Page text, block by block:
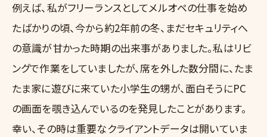
例えば、私がフリーランスとしてメルオペの仕事を始め
たばかりの頃、今から約2年前の冬、まだセキュリティへ
の意識が甘かった時期の出来事がありました。私はリビ
ングで作業をしていましたが、席を外した数分間に、たま
たま家に遊びに来ていた小学生の甥が、面白そうにPC
の画面を覗き込んでいるのを発見したことがあります。
幸い、その時は重要なクライアントデータは開いていま